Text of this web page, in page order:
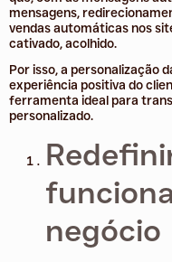
mensagens,
vendas automáticas nos
cativado, acolhido.
Por isso, a personalização
experiência positiva do
ferramenta ideal para
personalizado.
negócio